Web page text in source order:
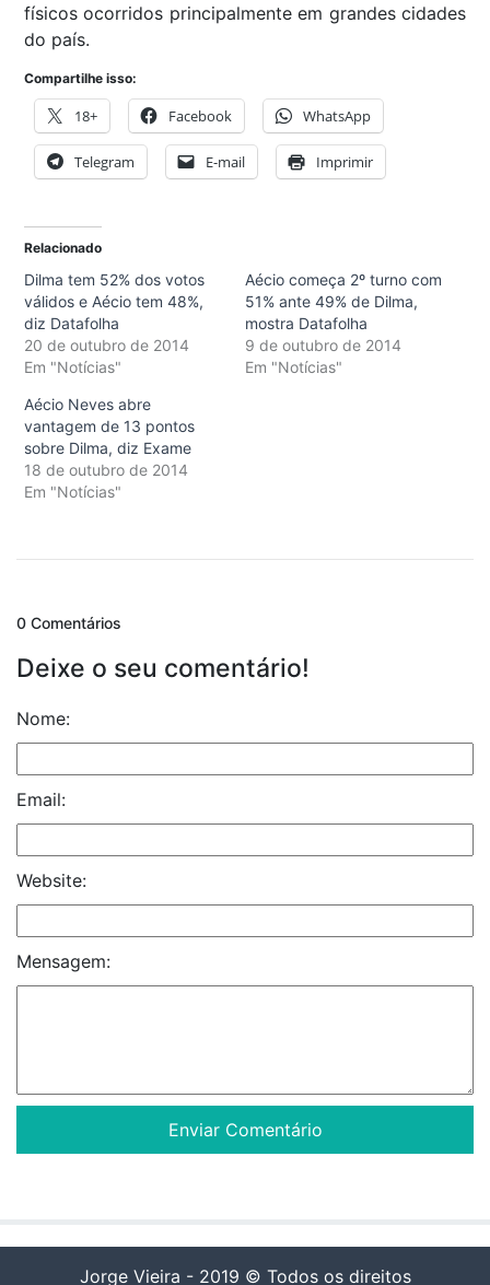
físicos ocorridos principalmente em grandes cidades
do país.
Compartilhe isso:
18+ Facebook WhatsApp
Telegram E-mail Imprimir
Relacionado
Dilma tem 52% dos votos
válidos e Aécio tem 48%,
diz Datafolha
20 de outubro de 2014
Em "Notícias"
Aécio começa 2º turno com
51% ante 49% de Dilma,
mostra Datafolha
9 de outubro de 2014
Em "Notícias"
Aécio Neves abre
vantagem de 13 pontos
sobre Dilma, diz Exame
18 de outubro de 2014
Em "Notícias"
0 Comentários
Deixe o seu comentário!
Nome:
Email:
Website:
Mensagem:
Jorge Vieira - 2019 © Todos os direitos